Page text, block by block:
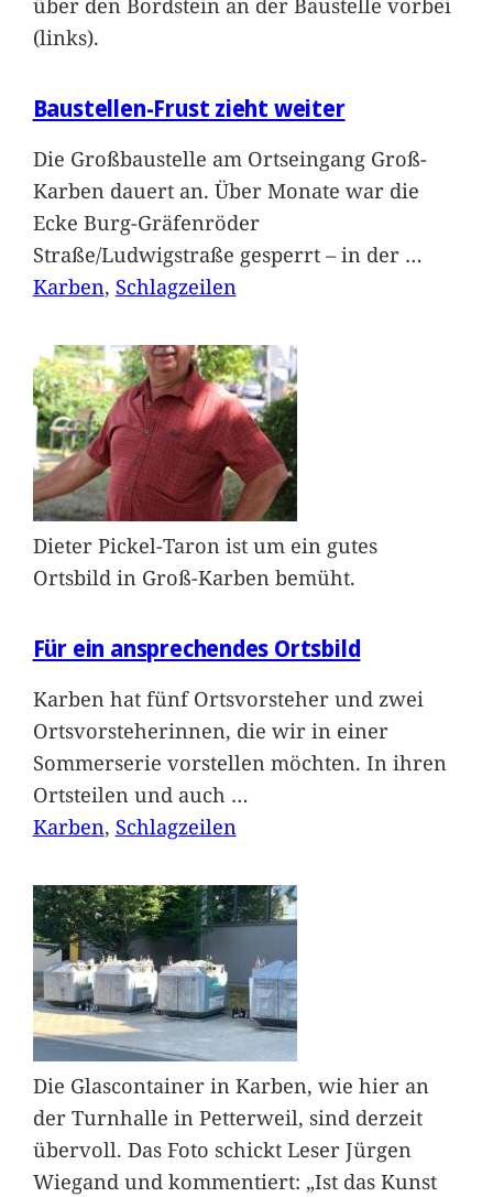
(links).
Baustellen-Frust zieht weiter
Die Großbaustelle am Ortseingang Groß-
Karben dauert an. Über Monate war die
Ecke Burg-Gräfenröder
Straße/Ludwigstraße gesperrt – in der …
Karben, Schlagzeilen
Dieter Pickel-Taron ist um ein gutes
Ortsbild in Groß-Karben bemüht.
Für ein ansprechendes Ortsbild
Karben hat fünf Ortsvorsteher und zwei
Ortsvorsteherinnen, die wir in einer
Sommerserie vorstellen möchten. In ihren
Ortsteilen und auch …
Karben, Schlagzeilen
Die Glascontainer in Karben, wie hier an
der Turnhalle in Petterweil, sind derzeit
übervoll. Das Foto schickt Leser Jürgen
Wiegand und kommentiert: „Ist das Kunst